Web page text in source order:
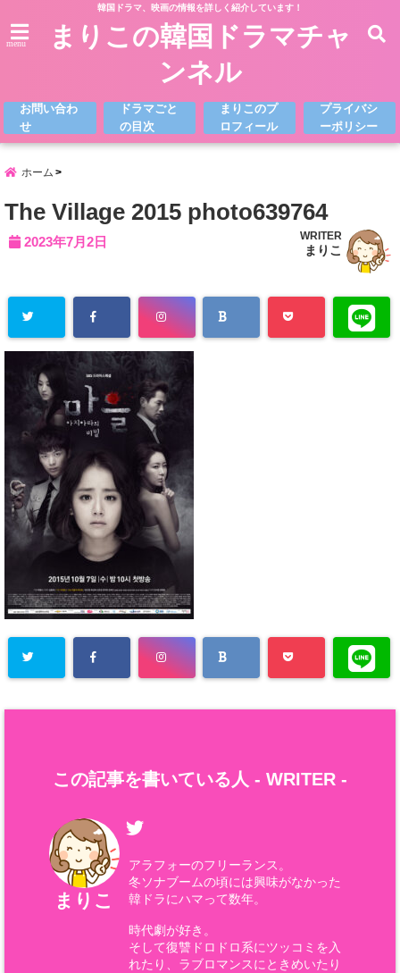
韓国ドラマ、映画の情報を詳しく紹介しています！
menu
まりこの韓国ドラマチャ
ンネル
お問い合わ
せ
ドラマごと
の目次
まりこのプ
ロフィール
プライバシ
ーポリシー
ホーム
The Village 2015 photo639764
2023年7月2日 WRITER
まりこ
この記事を書いている人 - WRITER -
まりこ
アラフォーのフリーランス。
冬ソナブームの頃には興味がなかった
韓ドラにハマって数年。
時代劇が好き。
そして復讐ドロドロ系にツッコミを入
れたり、ラブロマンスにときめいたり